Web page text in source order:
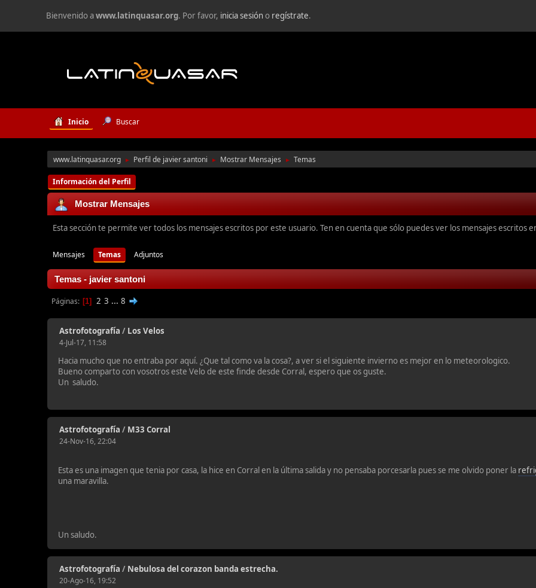
Bienvenido awww.latinquasar.org. Por favor, inicia sesióno regístrate.
Inicio Buscar
www.latinquasar.org ► Perfil de javier santoni ► Mostrar Mensajes ► Temas
Información del Perfil
Mostrar Mensajes
Esta sección te permite ver todos los mensajes escritos por este usuario. Ten en cuenta que sólo puedes ver los mensajes escritos
Mensajes Temas Adjuntos
Temas - javier santoni
Páginas 1 2 3 ... 8
Astrofotografía / Los Velos
4-Jul-17, 11:58
Hacia mucho que no entraba por aquí. ¿Que tal como va la cosa?, a ver si el siguiente invierno es mejor en lo meteorologico.
Bueno comparto con vosotros este Velo de este finde desde Corral, espero que os guste.
Un saludo.
Astrofotografía / M33 Corral
24-Nov-16, 22:04
Esta es una imagen que tenia por casa, la hice en Corral en la última salida y no pensaba porcesarla pues se me olvido poner la
una maravilla.
Un saludo.
Astrofotografía / Nebulosa del corazon banda estrecha.
20-Ago-16, 19:52